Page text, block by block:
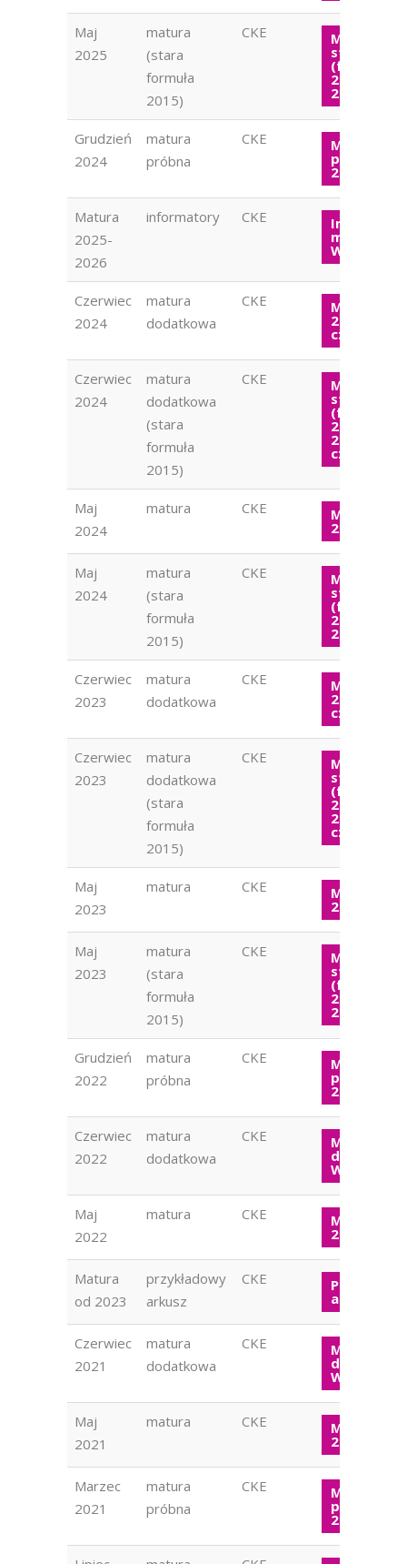
Maj
2025
matura
(stara
formuła
2015)
CKE Matura
stara
(formuła
2015) WOS
2025
Grudzień
2024
matura
próbna
CKE Matura
próbna
2024
Matura
2025-
2026
informatory CKE
maturalny
WOS
Czerwiec
2024
matura
dodatkowa
CKE Matura
2024
czerwiec
Czerwiec
2024
matura
dodatkowa
(stara
formuła
2015)
CKE Matura
stara
(formuła
2015) WOS
2024
czerwiec
Maj
2024
matura CKE Matura
2024
Maj
2024
matura
(stara
formuła
2015)
CKE Matura
stara
(formuła
2015) WOS
2024
Czerwiec
2023
matura
dodatkowa
CKE Matura
2023
czerwiec
Czerwiec
2023
matura
dodatkowa
(stara
formuła
2015)
CKE Matura
stara
(formuła
2015) WOS
2023
czerwiec
Maj
2023
matura CKE Matura
2023
Maj
2023
matura
(stara
formuła
2015)
CKE Matura
stara
(formuła
2015) WOS
2023
Grudzień
2022
matura
próbna
CKE Matura
próbna
2022
Czerwiec
2022
matura
dodatkowa
CKE Matura
WOS 2022
Maj
2022
matura CKE Matura
2022
Matura
od 2023
przykładowy
arkusz
CKE
arkusz
Czerwiec
2021
matura
dodatkowa
CKE Matura
WOS 2021
Maj
2021
matura CKE Matura
2021
Marzec
2021
matura
próbna
CKE Matura
próbna
2021